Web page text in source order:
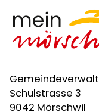
Schulstrasse 3
9042 Mörschwil